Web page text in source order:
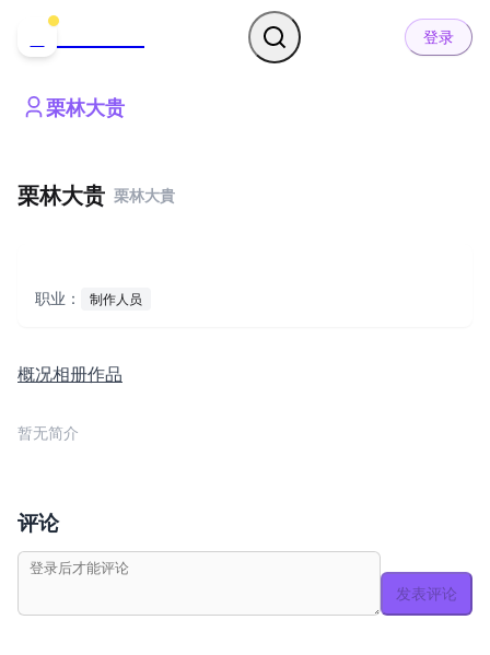
登录
栗林大贵
栗林大贵 栗林大貴
职业： 制作人员
概况相册作品
暂无简介
评论
发表评论